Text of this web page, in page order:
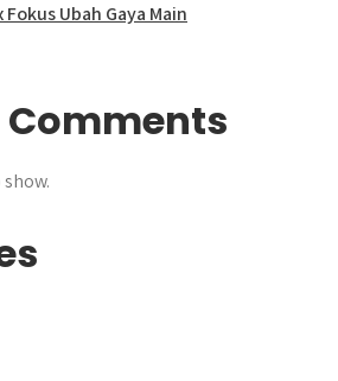
Ubah Gaya Main
Comments